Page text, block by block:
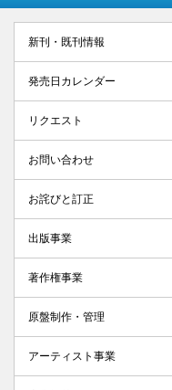
新刊・既刊情報
発売日カレンダー
リクエスト
お問い合わせ
お詫びと訂正
出版事業
著作権事業
原盤制作・管理
アーティスト事業